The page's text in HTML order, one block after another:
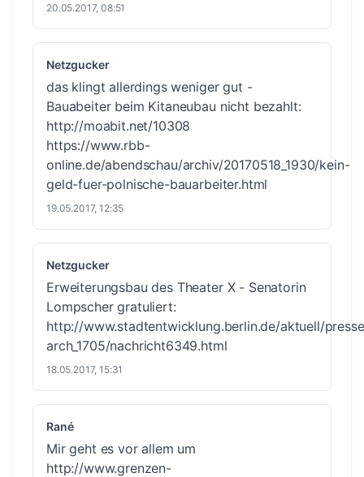
20.05.2017, 08:51
Netzgucker
das klingt allerdings weniger gut -
Bauabeiter beim Kitaneubau nicht bezahlt:
http://moabit.net/10308
https://www.rbb-
online.de/abendschau/archiv/20170518_1930/kein-
geld-fuer-polnische-bauarbeiter.html
19.05.2017, 12:35
Netzgucker
Erweiterungsbau des Theater X - Senatorin
Lompscher gratuliert:
http://www.stadtentwicklung.berlin.de/aktuell/
arch_1705/nachricht6349.html
18.05.2017, 15:31
Rané
Mir geht es vor allem um
http://www.grenzen-